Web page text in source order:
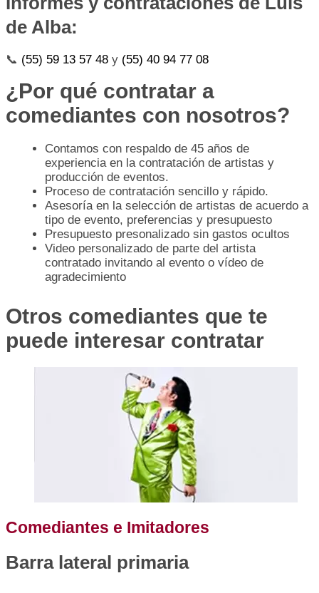
de Alba:
📞 (55) 59 13 57 48 y (55) 40 94 77 08
¿Por qué contratar a
comediantes con nosotros?
Contamos con respaldo de 45 años de
experiencia en la contratación de artistas y
producción de eventos.
Proceso de contratación sencillo y rápido.
Asesoría en la selección de artistas de acuerdo a
tipo de evento, preferencias y presupuesto
Presupuesto presonalizado sin gastos ocultos
Video personalizado de parte del artista
contratado invitando al evento o vídeo de
agradecimiento
Otros comediantes que te
puede interesar contratar
Comediantes e Imitadores
Barra lateral primaria